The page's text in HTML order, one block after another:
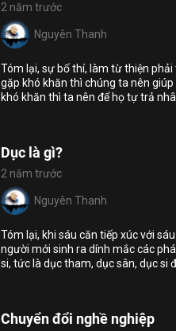
2 năm trước
Nguyên Thanh
Tóm lại, sự bố thí, làm từ thiện
gặp khó khăn thì chúng ta nên
khó khăn thì ta nên để họ tự trả
Dục là gì?
2 năm trước
Nguyên Thanh
Tóm lại, khi sáu căn tiếp xúc với
người mới sinh ra dính mắc các
si, tức là dục tham, dục sân, dục si
Chuyển đổi nghề nghiệp